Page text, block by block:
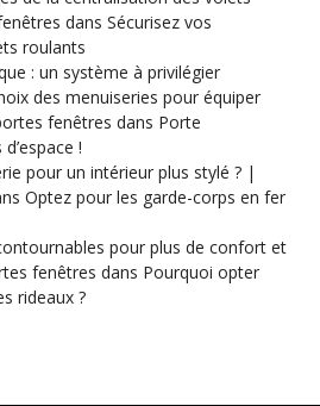
dans Sécurisez vos
roulants
: un système à privilégier
des menuiseries pour équiper
fenêtres dans Porte
!
pour un intérieur plus stylé ? |
Optez pour les garde-corps en fer
pour plus de confort et
fenêtres dans Pourquoi opter
rideaux ?